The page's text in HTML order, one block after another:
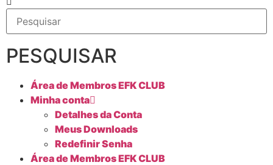
PESQUISAR
Área de Membros EFK CLUB
Minha conta
Detalhes da Conta
Meus Downloads
Redefinir Senha
Área de Membros EFK CLUB